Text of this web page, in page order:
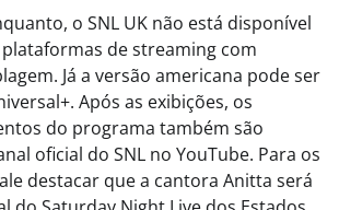
o SNL UK não está disponível
de streaming com
Já a versão americana pode ser
Após as exibições, os
do programa também são
oficial do SNL no YouTube. Para os
destacar que a cantora Anitta será